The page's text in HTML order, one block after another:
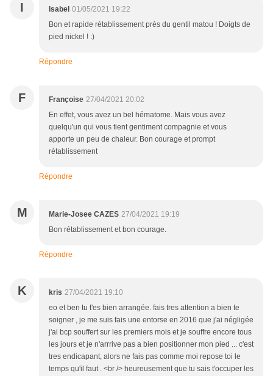
I Isabel 01/05/2021 19:22
Bon et rapide rétablissement près du gentil matou ! Doigts de
pied nickel ! :)
Répondre
F Françoise 27/04/2021 20:02
En effet, vous avez un bel hématome. Mais vous avez
quelqu'un qui vous tient gentiment compagnie et vous
apporte un peu de chaleur. Bon courage et prompt
rétablissement
Répondre
M Marie-Josee CAZES 27/04/2021 19:19
Bon rétablissement et bon courage.
Répondre
K kris 27/04/2021 19:10
eo et ben tu t'es bien arrangée. fais tres attention a bien te
soigner , je me suis fais une entorse en 2016 que j'ai négligée
j'ai bcp souffert sur les premiers mois et je souffre encore tous
les jours et je n'arrrive pas a bien positionner mon pied ... c'est
tres endicapant, alors ne fais pas comme moi repose toi le
temps qu'il faut . <br /> heureusement que tu sais t'occuper les